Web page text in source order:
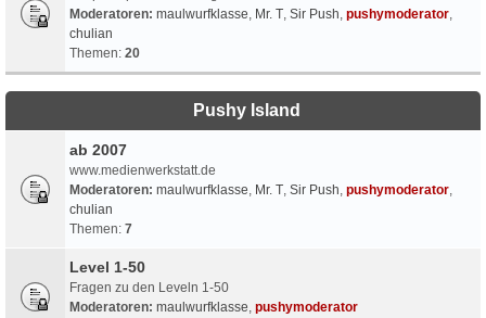
Moderatoren: maulwurfklasse, Mr. T, Sir Push, pushymoderator,
chulian
Themen: 20
Pushy Island
ab 2007
www.medienwerkstatt.de
Moderatoren: maulwurfklasse, Mr. T, Sir Push, pushymoderator,
chulian
Themen: 7
Level 1-50
Fragen zu den Leveln 1-50
Moderatoren: maulwurfklasse, pushymoderator